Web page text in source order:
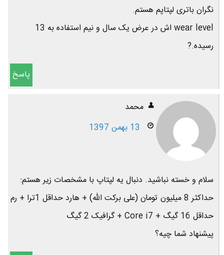
نگران باتری لپتاپم هستم.
wear level اش در عرض یک سال و نیم استفاده به 13
رسیده.?
پاسخ
محمد
13 بهمن 1397
سلام و خسته نباشید. دنبال یه لپتاپ با مشخصات زیر هستم:
حداکثر 8 میلیون تومان (علی برکت الله) + هارد حداقل 1ترا + رم
حداقل 16 گیگ + Core i7 + گرافیک 2 گیگ
پیشنهاد شما چیه؟